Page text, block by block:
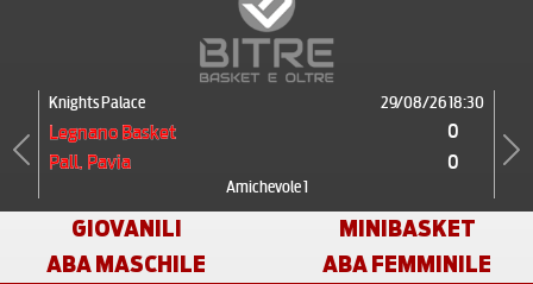
Knights Palace 29/08/26 18:30
Legnano Basket
0
Pall. Pavia
0
Amichevole 1
Previous Next
GIOVANILI
MINIBASKET
ABA MASCHILE
ABA FEMMINILE